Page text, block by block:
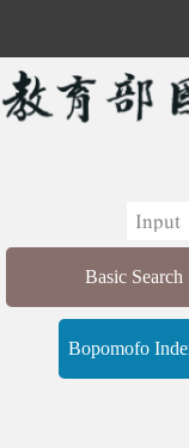
Basic Search
Bopomofo